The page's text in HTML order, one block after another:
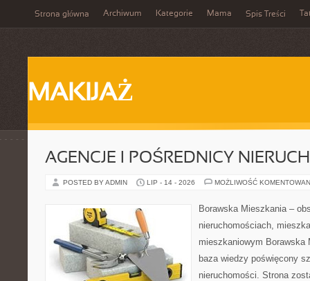
Strona główna Archiwum Kategorie Mama Spis Treści
MAKIJAŻ
AGENCJE I POŚREDNICY
POSTED BY ADMIN LIP - 14 - 2026 MOŻLIWOŚĆ
Borawska Mieszkania –
nieruchomościach,
mieszkaniowym Borawska
baza wiedzy poświęcony
nieruchomości. Strona